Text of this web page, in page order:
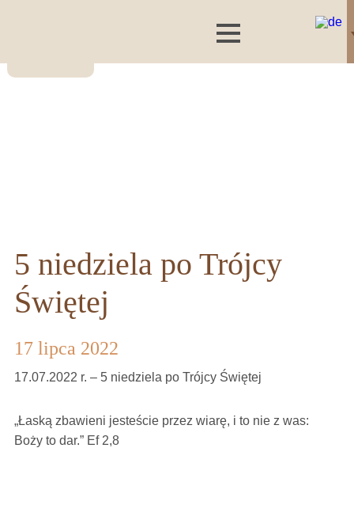
5 niedziela po Trójcy
Świętej
17 lipca 2022
17.07.2022 r. – 5 niedziela po Trójcy Świętej
„Łaską zbawieni jesteście przez wiarę, i to nie z was:
Boży to dar.” Ef 2,8